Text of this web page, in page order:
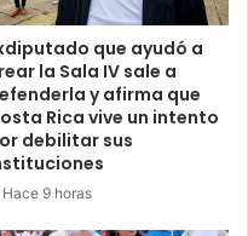
que ayudó a
la Sala IV sale a
y afirma que
Rica vive un intento
debilitar sus
Hace 9 horas